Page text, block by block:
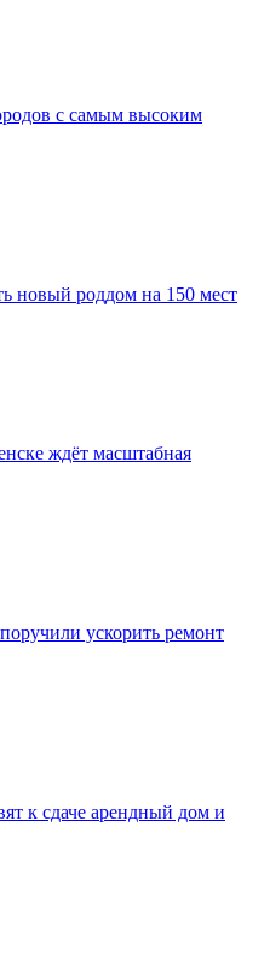
с самым высоким
новый роддом на 150 мест
ждёт масштабная
ускорить ремонт
к сдаче арендный дом и